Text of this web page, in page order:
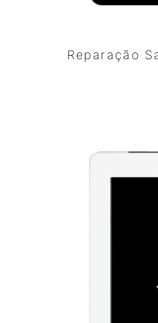
Reparação